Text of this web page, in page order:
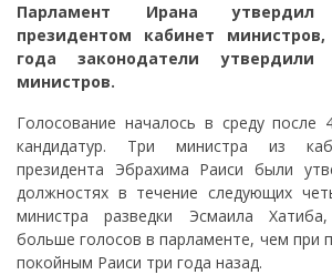
Парламент Ирана утвердил
президентом кабинет
года законодатели
министров.
Голосование началось в среду после
кандидатур. Три министра из
президента Эбрахима Раиси были
должностях в течение следующих
министра разведки Эсмаила
больше голосов в парламенте, чем при
покойным Раиси три года назад.